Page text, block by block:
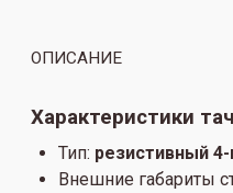
ОПИСАНИЕ
Характеристики
Тип: резистивный
Внешние габариты